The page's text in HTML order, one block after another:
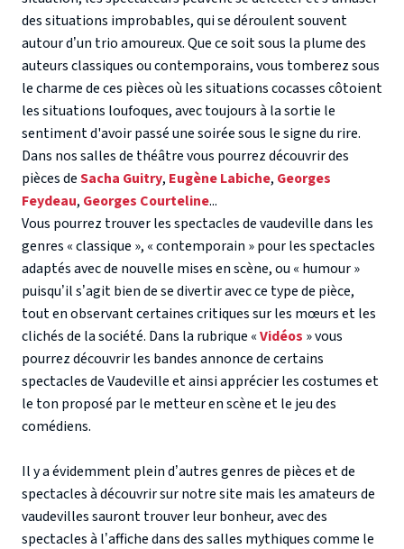
des situations improbables, qui se déroulent souvent
autour d’un trio amoureux. Que ce soit sous la plume des
auteurs classiques ou contemporains, vous tomberez sous
le charme de ces pièces où les situations cocasses côtoient
les situations loufoques, avec toujours à la sortie le
sentiment d'avoir passé une soirée sous le signe du rire.
Dans nos salles de théâtre vous pourrez découvrir des
pièces deSacha Guitry, Eugène Labiche, Georges
Feydeau, Georges Courteline...
Vous pourrez trouver les spectacles de vaudeville dans les
genres « classique », « contemporain » pour les spectacles
adaptés avec de nouvelle mises en scène, ou « humour »
puisqu’il s’agit bien de se divertir avec ce type de pièce,
tout en observant certaines critiques sur les mœurs et les
clichés de la société. Dans la rubrique «Vidéos » vous
pourrez découvrir les bandes annonce de certains
spectacles de Vaudeville et ainsi apprécier les costumes et
le ton proposé par le metteur en scène et le jeu des
comédiens.
Il y a évidemment plein d’autres genres de pièces et de
spectacles à découvrir sur notre site mais les amateurs de
vaudevilles sauront trouver leur bonheur, avec des
spectacles à l’affiche dans des salles mythiques comme le